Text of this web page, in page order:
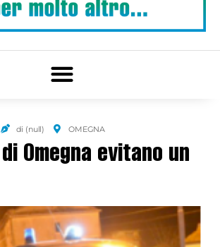
di (null) OMEGNA
Omegna evitano un